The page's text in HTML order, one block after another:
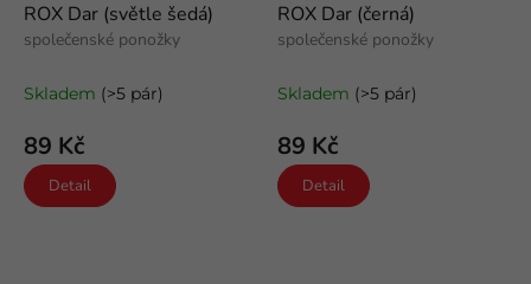
ROX Dar (světle šedá)
společenské ponožky
Skladem (>5 pár)
89 Kč
Detail
ROX Dar (černá)
společenské ponožky
Skladem (>5 pár)
89 Kč
Detail